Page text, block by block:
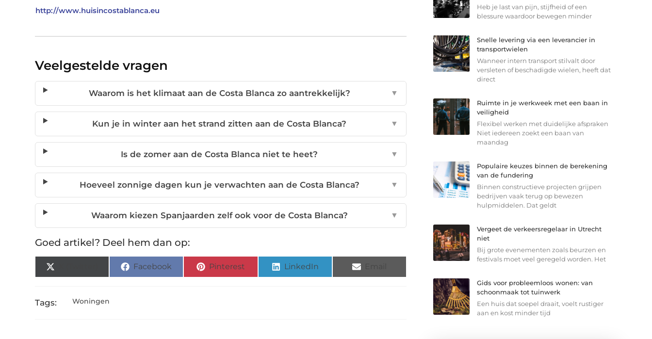
http://www.huisincostablanca.eu
Veelgestelde vragen
Waarom is het klimaat aan de Costa Blanca zo aantrekkelijk? ▼
Kun je in winter aan het strand zitten aan de Costa Blanca? ▼
Is de zomer aan de Costa Blanca niet te heet? ▼
Hoeveel zonnige dagen kun je verwachten aan de Costa Blanca? ▼
Waarom kiezen Spanjaarden zelf ook voor de Costa Blanca? ▼
Goed artikel? Deel hem dan op:
Facebook Pinterest LinkedIn
Tags: Woningen
Heb je last van pijn, stijfheid of een
blessure waardoor bewegen minder
Snelle levering via een leverancier in
transportwielen
Wanneer intern transport stilvalt door
versleten of beschadigde wielen, heeft dat
direct
Ruimte in je werkweek met een baan in
veiligheid
Flexibel werken met duidelijke afspraken
Niet iedereen zoekt een baan van
maandag
Populaire keuzes binnen de berekening
van de fundering
Binnen constructieve projecten grijpen
bedrijven vaak terug op bewezen
hulpmiddelen. Dat geldt
Vergeet de verkeersregelaar in Utrecht
niet
Bij grote evenementen zoals beurzen en
festivals moet veel geregeld worden. Het
Gids voor probleemloos wonen: van
schoonmaak tot tuinwerk
Een huis dat soepel draait, voelt rustiger
aan en kost minder tijd